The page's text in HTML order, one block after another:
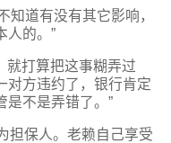
知道有没有其它影响，
人的。”
就打算把这事糊弄过
对方违约了，银行肯定
是不是弄错了。”
担保人。老赖自己享受